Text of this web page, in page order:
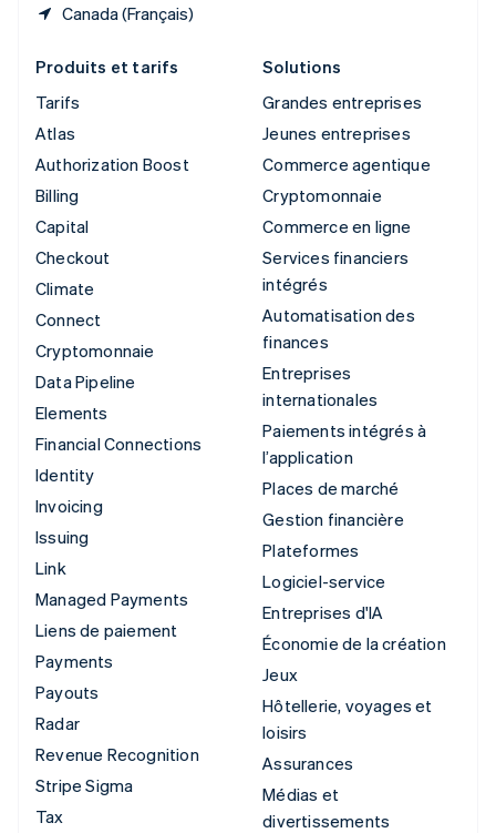
Canada (Français)
Produits et tarifs
Tarifs
Atlas
Authorization Boost
Billing
Capital
Checkout
Climate
Connect
Cryptomonnaie
Data Pipeline
Elements
Financial Connections
Identity
Invoicing
Issuing
Link
Managed Payments
Liens de paiement
Payments
Payouts
Radar
Revenue Recognition
Stripe Sigma
Tax
Solutions
Grandes entreprises
Jeunes entreprises
Commerce agentique
Cryptomonnaie
Commerce en ligne
Services financiers
intégrés
Automatisation des
finances
Entreprises
internationales
Paiements intégrés à
l’application
Places de marché
Gestion financière
Plateformes
Logiciel-service
Entreprises d'IA
Économie de la création
Jeux
Hôtellerie, voyages et
loisirs
Assurances
Médias et
divertissements